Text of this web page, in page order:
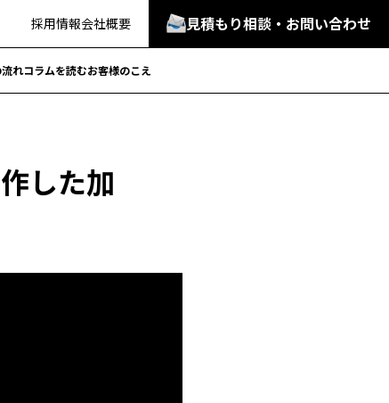
採用情報会社概要 見積もり相談・お問い合わせ
れコラムを読むお客様のこえ
した加